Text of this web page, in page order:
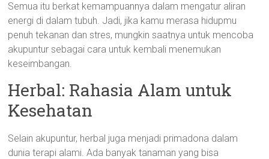
Semua itu berkat kemampuannya dalam mengatur aliran
energi di dalam tubuh. Jadi, jika kamu merasa hidupmu
penuh tekanan dan stres, mungkin saatnya untuk mencoba
akupuntur sebagai cara untuk kembali menemukan
keseimbangan.
Herbal: Rahasia Alam untuk
Kesehatan
Selain akupuntur, herbal juga menjadi primadona dalam
dunia terapi alami. Ada banyak tanaman yang bisa